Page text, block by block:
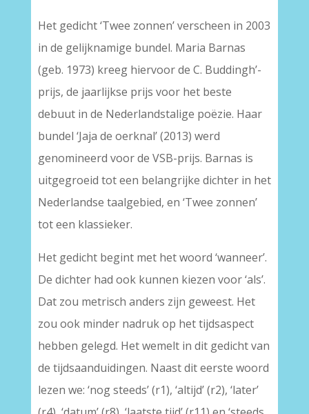
Het gedicht ‘Twee zonnen’ verscheen in 2003
in de gelijknamige bundel. Maria Barnas
(geb. 1973) kreeg hiervoor de C. Buddingh’-
prijs, de jaarlijkse prijs voor het beste
debuut in de Nederlandstalige poëzie. Haar
bundel ‘Jaja de oerknal’ (2013) werd
genomineerd voor de VSB-prijs. Barnas is
uitgegroeid tot een belangrijke dichter in het
Nederlandse taalgebied, en ‘Twee zonnen’
tot een klassieker.
Het gedicht begint met het woord ‘wanneer’.
De dichter had ook kunnen kiezen voor ‘als’.
Dat zou metrisch anders zijn geweest. Het
zou ook minder nadruk op het tijdsaspect
hebben gelegd. Het wemelt in dit gedicht van
de tijdsaanduidingen. Naast dit eerste woord
lezen we: ‘nog steeds’ (r1), ‘altijd’ (r2), ‘later’